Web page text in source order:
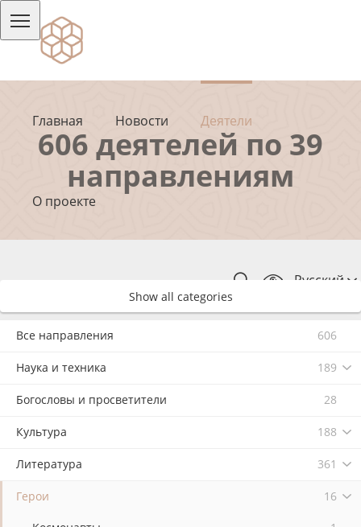
Главная Новости Деятели
О проекте
Русский
606 деятелей по 39
направлениям
Show all categories
Все направления 606
Наука и техника 189
Богословы и просветители 28
Культура 188
Литература 361
Герои 16